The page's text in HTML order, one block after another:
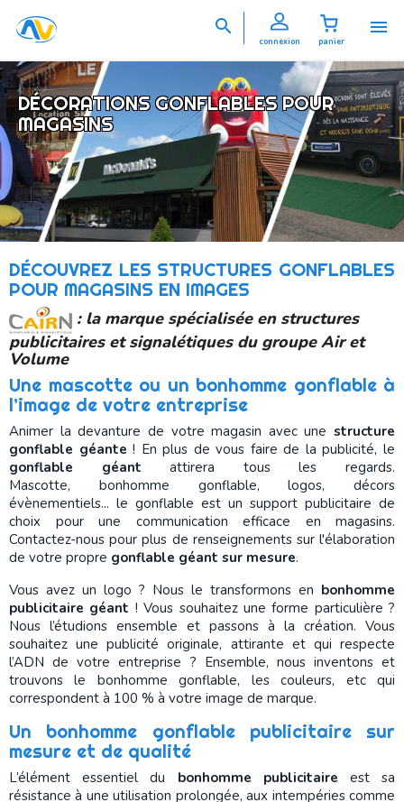

panier
connexion

DÉCORATIONS GONFLABLES POUR
MAGASINS
DÉCOUVREZ LES STRUCTURES GONFLABLES
POUR MAGASINS EN IMAGES
: la marque spécialisée en structures
publicitaires et signalétiques du groupe Air et
Volume
Une mascotte ou un bonhomme gonflable à
l’image de votre entreprise
Animer la devanture de votre magasin avec une structure
gonflable géante ! En plus de vous faire de la publicité, le
gonflable géantattirera tous les regards.
Mascotte, bonhomme gonflable, logos, décors
évènementiels... le gonflable est un support publicitaire de
choix pour une communication efficace en magasins.
Contactez-nous pour plus de renseignements sur l'élaboration
de votre propre gonflable géant sur mesure.
Vous avez un logo ? Nous le transformons en bonhomme
publicitaire géant ! Vous souhaitez une forme particulière ?
Nous l’étudions ensemble et passons à la création. Vous
souhaitez une publicité originale, attirante et qui respecte
l’ADN de votre entreprise ? Ensemble, nous inventons et
trouvons le bonhomme gonflable, les couleurs, etc qui
correspondent à 100 % à votre image de marque.
Un bonhomme gonflable publicitaire sur
mesure et de qualité
L’élément essentiel du bonhomme publicitaire est sa
résistance à une utilisation prolongée, aux intempéries comme